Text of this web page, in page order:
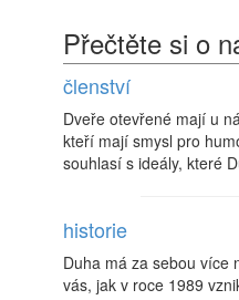
Přečtěte si o
členství
Dveře otevřené mají u
kteří mají smysl pro
souhlasí s ideály, které
historie
Duha má za sebou více
vás, jak v roce 1989